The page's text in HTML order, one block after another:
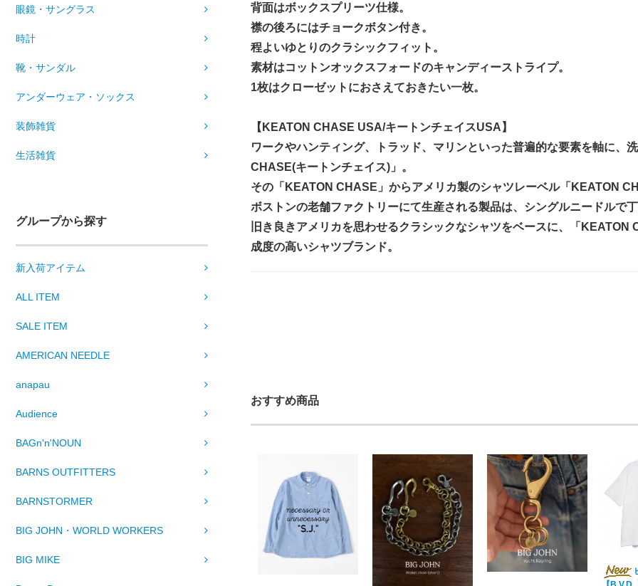
眼鏡・サングラス
時計
靴・サンダル
アンダーウェア・ソックス
装飾雑貨
生活雑貨
グループから探す
新入荷アイテム
ALL ITEM
SALE ITEM
AMERICAN NEEDLE
anapau
Audience
BAGn'n'NOUN
BARNS OUTFITTERS
BARNSTORMER
BIG JOHN・WORLD WORKERS
BIG MIKE
背面はボックスプリーツ仕様。
襟の後ろにはチョークボタン付き。
程よいゆとりのクラシックフィット。
素材はコットンオックスフォードのキャンディーストライプ。
1枚はクローゼットにおさえておきたい一枚。
【KEATON CHASE USA/キートンチェイスUSA】
ワークやハンティング、トラッド、マリンといった普遍的な要素を軸に、
CHASE(キートンチェイス)」。
その「KEATON CHASE」からアメリカ製のシャツレーベル「KEATON
ボストンの老舗ファクトリーにて生産される製品は、シングルニードルで
旧き良きアメリカを思わせるクラシックなシャツをベースに、「
成度の高いシャツブランド。
おすすめ商品